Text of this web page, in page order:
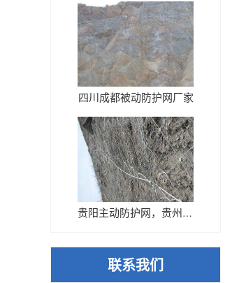
四川成都被动防护网厂家
贵阳主动防护网，贵州主动网厂家
联系我们